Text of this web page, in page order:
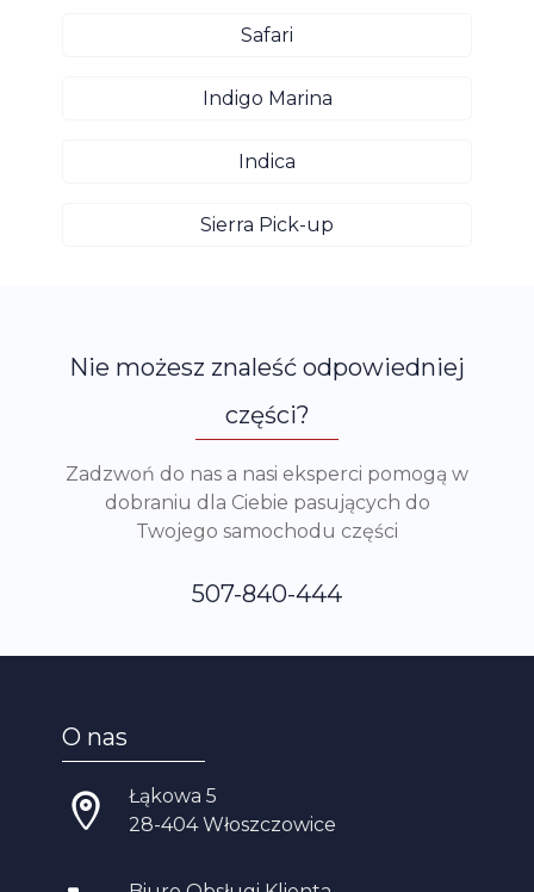
Safari
Indigo Marina
Indica
Sierra Pick-up
Nie możesz znaleść odpowiedniej
części?
Zadzwoń do nas a nasi eksperci pomogą w
dobraniu dla Ciebie pasujących do
Twojego samochodu części
507-840-444
O nas
Łąkowa 5
28-404 Włoszczowice